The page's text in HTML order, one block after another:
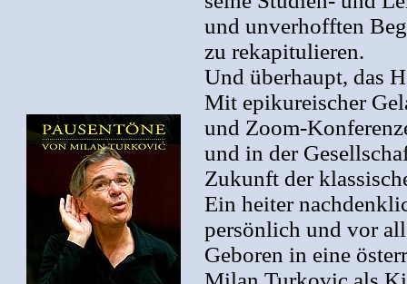
und unverhofften
zu rekapitulieren.
Und überhaupt, das
Mit epikureischer
und Zoom-
und in der
Zukunft der
Ein heiter
persönlich und vor
Geboren in eine